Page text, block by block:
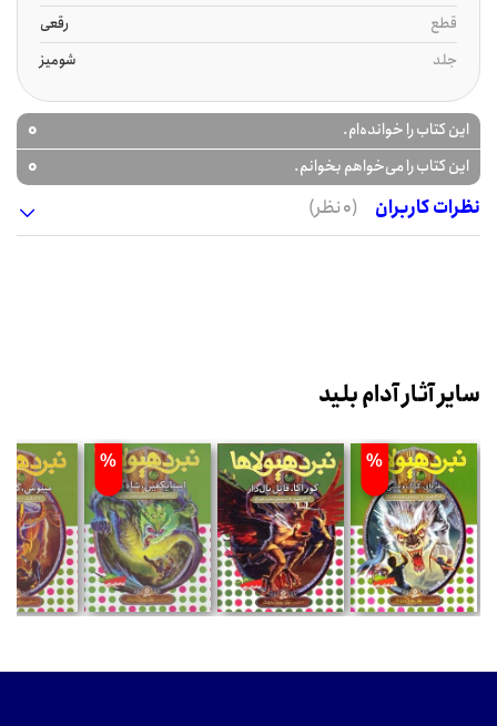
قطع
رقعی
جلد
شومیز
این کتاب را خوانده‌ام. 0
این کتاب را می‌خواهم بخوانم.
0
نظرات کاربران
(0 نظر)
سایر آثار آدام بلید
%
%